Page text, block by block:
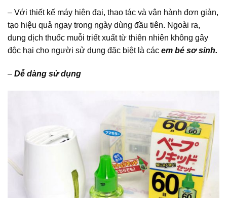
– Với thiết kế máy hiện đại, thao tác và vận hành đơn giản,
tạo hiệu quả ngay trong ngày dùng đầu tiên. Ngoài ra,
dung dịch thuốc muỗi triết xuất từ thiên nhiên không gây
độc hại cho người sử dụng đặc biệt là các em bé sơ sinh.
– Dễ dàng sử dụng